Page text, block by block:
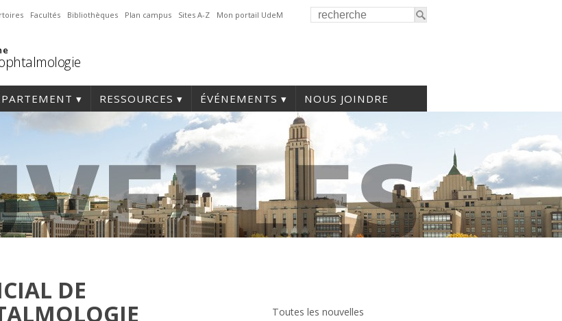
Facultés Bibliothèques Plan campus Sites A-Z Mon portail UdeM
RESSOURCES ÉVÉNEMENTS NOUS JOINDRE
DE
Toutes les nouvelles